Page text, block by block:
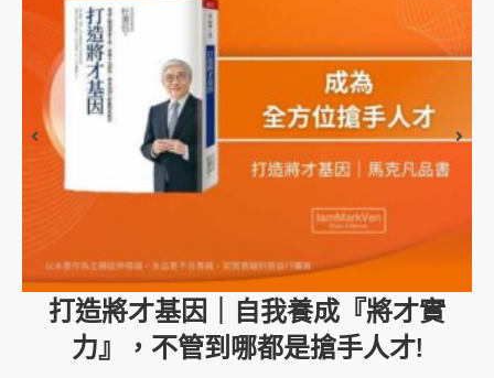
打造將才基因｜自我養成『將才實
力』，不管到哪都是搶手人才!